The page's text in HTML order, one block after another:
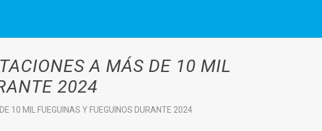
A MÁS DE 10 MIL
2024
10 MIL FUEGUINAS Y FUEGUINOS DURANTE 2024